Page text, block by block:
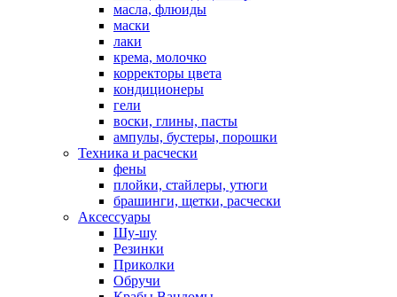
масла, флюиды
маски
лаки
крема, молочко
корректоры цвета
кондиционеры
гели
воски, глины, пасты
ампулы, бустеры, порошки
Техника и расчески
фены
плойки, стайлеры, утюги
брашинги, щетки, расчески
Аксессуары
Шу-шу
Резинки
Приколки
Обручи